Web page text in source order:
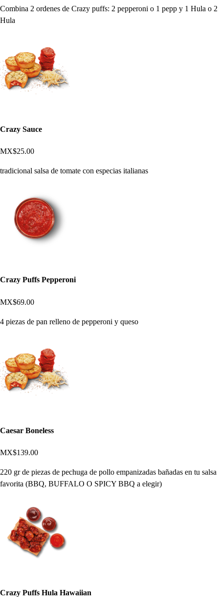
Combina 2 ordenes de Crazy puffs: 2 pepperoni o 1 pepp y 1 Hula o 2
Hula
Crazy Sauce
MX$25.00
tradicional salsa de tomate con especias italianas
Crazy Puffs Pepperoni
MX$69.00
4 piezas de pan relleno de pepperoni y queso
Caesar Boneless
MX$139.00
220 gr de piezas de pechuga de pollo empanizadas bañadas en tu salsa
favorita (BBQ, BUFFALO O SPICY BBQ a elegir)
Crazy Puffs Hula Hawaiian